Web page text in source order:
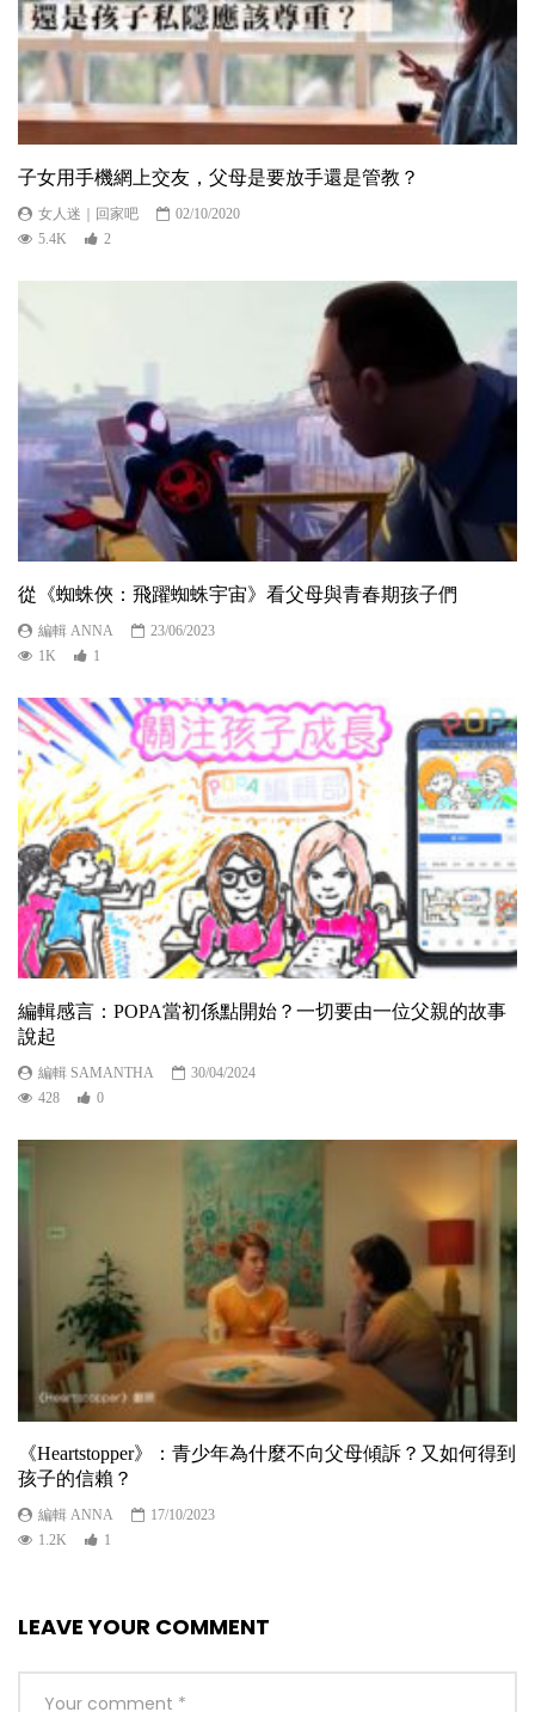
子女用手機網上交友，父母是要放手還是管教？
女人迷｜回家吧
02/10/2020
5.4K
2
從《蜘蛛俠：飛躍蜘蛛宇宙》看父母與青春期孩子們
編輯 ANNA
23/06/2023
1K
1
編輯感言：POPA當初係點開始？一切要由一位父親的故事
說起
編輯 SAMANTHA
30/04/2024
428
0
《Heartstopper》：青少年為什麼不向父母傾訴？又如何得到
孩子的信賴？
編輯 ANNA
17/10/2023
1.2K
1
LEAVE YOUR COMMENT